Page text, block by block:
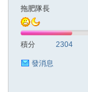
拖肥隊長
積分 2304
發消息